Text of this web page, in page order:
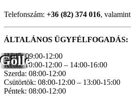
Gölle
Telefonszám: +36 (82) 374 016, valamint
ÁLTALÁNOS ÜGYFÉLFOGADÁS:
Hétfő: 09:00-12:00
Kedd: 10:00-12:00 – 14:00-16:00
Szerda: 08:00-12:00
Csütörtök: 08:00-12:00 – 13:00-15:00
Péntek: 08:00-12:00